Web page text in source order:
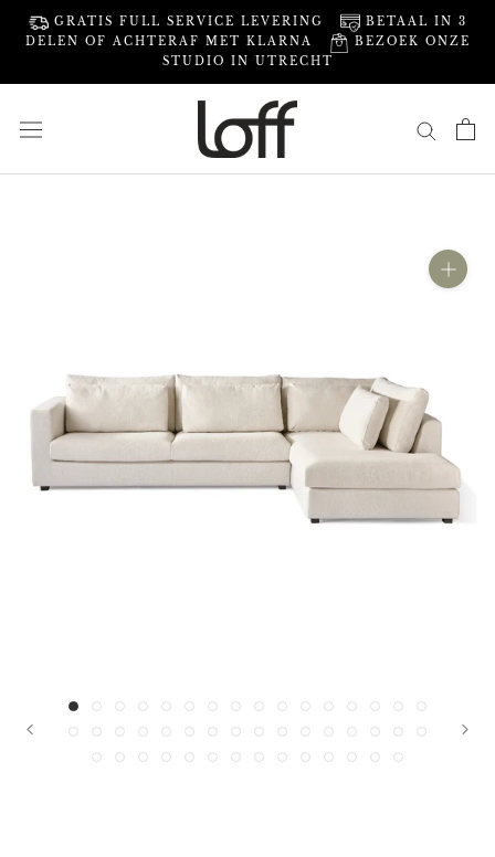
Direct
GRATIS FULL SERVICE LEVERING
BETAAL IN 3
DELEN OF ACHTERAF MET KLARNA
BEZOEK ONZE
STUDIO IN UTRECHT